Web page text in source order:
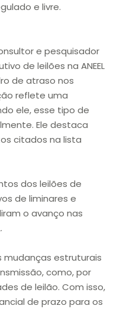
e livre.
e pesquisador
de leilões na ANEEL
de atraso nos
reflete uma
ele, esse tipo de
Ele destaca
citados na lista
dos leilões de
de liminares e
o avanço nas
mudanças estruturais
como, por
de leilão. Com isso,
de prazo para os